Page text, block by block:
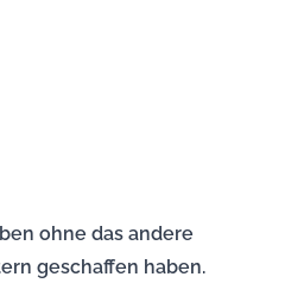
ohne das andere
geschaffen haben.